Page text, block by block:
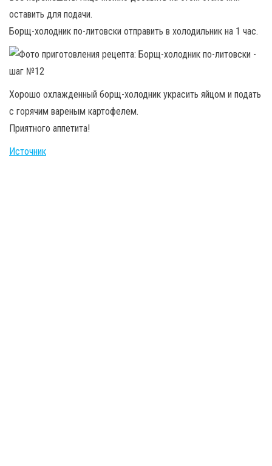
оставить для подачи.
Борщ-холодник по-литовски отправить в холодильник на 1 час.
Хорошо охлажденный борщ-холодник украсить яйцом и подать
с горячим вареным картофелем.
Приятного аппетита!
Источник